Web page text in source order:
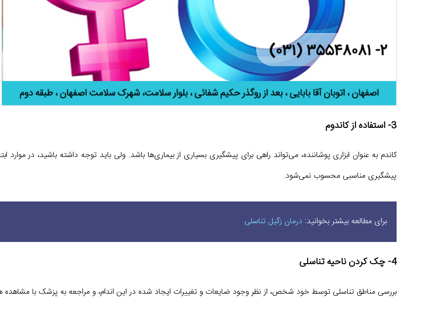
3- استفاده از کاندوم
کاندم به عنوان ابزاری پوشاننده، می‌تواند راهی برای پیشگیری بسیاری از بیماری‌ها باشد. ولی باید توجه داشته باشید، در موارد
پیشگیری مناسبی محسوب نمی‌شود.
برای مطالعه بیشتر بخوانید: درمان زگیل تناسلی
4- چک کردن ناحیه تناسلی
بررسی مناطق تناسلی توسط خود شخص، از نظر وجود ضایعات و تغییرات ایجاد شده در این اندام، و مراجعه به پزشک با